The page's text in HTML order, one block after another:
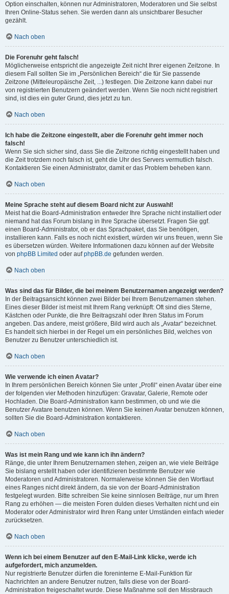
Option einschalten, können nur Administratoren, Moderatoren und Sie selbst
Ihren Online-Status sehen. Sie werden dann als unsichtbarer Besucher
gezählt.
Nach oben
Die Forenuhr geht falsch!
Möglicherweise entspricht die angezeigte Zeit nicht Ihrer eigenen Zeitzone. In
diesem Fall sollten Sie im „Persönlichen Bereich“ die für Sie passende
Zeitzone (Mitteleuropäische Zeit, ...) festlegen. Die Zeitzone kann dabei nur
von registrierten Benutzern geändert werden. Wenn Sie noch nicht registriert
sind, ist dies ein guter Grund, dies jetzt zu tun.
Nach oben
Ich habe die Zeitzone eingestellt, aber die Forenuhr geht immer noch
falsch!
Wenn Sie sich sicher sind, dass Sie die Zeitzone richtig eingestellt haben und
die Zeit trotzdem noch falsch ist, geht die Uhr des Servers vermutlich falsch.
Kontaktieren Sie einen Administrator, damit er das Problem beheben kann.
Nach oben
Meine Sprache steht auf diesem Board nicht zur Auswahl!
Meist hat die Board-Administration entweder Ihre Sprache nicht installiert oder
niemand hat das Forum bislang in Ihre Sprache übersetzt. Fragen Sie ggf.
einen Board-Administrator, ob er das Sprachpaket, das Sie benötigen,
installieren kann. Falls es noch nicht existiert, würden wir uns freuen, wenn Sie
es übersetzen würden. Weitere Informationen dazu können auf der Website
von phpBB Limited oder aufphpBB.de gefunden werden.
Nach oben
Was sind das für Bilder, die bei meinem Benutzernamen angezeigt werden?
In der Beitragsansicht können zwei Bilder bei Ihrem Benutzernamen stehen.
Eines dieser Bilder ist meist mit Ihrem Rang verknüpft: Oft sind dies Sterne,
Kästchen oder Punkte, die Ihre Beitragszahl oder Ihren Status im Forum
angeben. Das andere, meist größere, Bild wird auch als „Avatar“ bezeichnet.
Es handelt sich hierbei in der Regel um ein persönliches Bild, welches von
Benutzer zu Benutzer unterschiedlich ist.
Nach oben
Wie verwende ich einen Avatar?
In Ihrem persönlichen Bereich können Sie unter „Profil“ einen Avatar über eine
der folgenden vier Methoden hinzufügen: Gravatar, Galerie, Remote oder
Hochladen. Die Board-Administration kann bestimmen, ob und wie die
Benutzer Avatare benutzen können. Wenn Sie keinen Avatar benutzen können,
sollten Sie die Board-Administration kontaktieren.
Nach oben
Was ist mein Rang und wie kann ich ihn ändern?
Ränge, die unter Ihrem Benutzernamen stehen, zeigen an, wie viele Beiträge
Sie bislang erstellt haben oder identifizieren bestimmte Benutzer wie
Moderatoren und Administratoren. Normalerweise können Sie den Wortlaut
eines Ranges nicht direkt ändern, da sie von der Board-Administration
festgelegt wurden. Bitte schreiben Sie keine sinnlosen Beiträge, nur um Ihren
Rang zu erhöhen — die meisten Foren dulden dieses Verhalten nicht und ein
Moderator oder Administrator wird Ihren Rang unter Umständen einfach wieder
zurücksetzen.
Nach oben
Wenn ich bei einem Benutzer auf den E-Mail-Link klicke, werde ich
aufgefordert, mich anzumelden.
Nur registrierte Benutzer dürfen die foreninterne E-Mail-Funktion für
Nachrichten an andere Benutzer nutzen, falls diese von der Board-
Administration freigeschaltet wurde. Diese Maßnahme soll den Missbrauch